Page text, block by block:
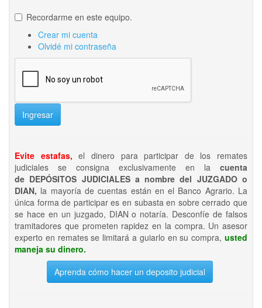
Recordarme en este equipo.
Crear mi cuenta
Olvidé mi contraseña
Ingresar
Evite estafas, el dinero para participar de los remates
judiciales se consigna exclusivamente en la cuenta
de DEPÓSITOS JUDICIALES a nombre del JUZGADO o
DIAN, la mayoría de cuentas están en el Banco Agrario. La
única forma de participar es en subasta en sobre cerrado que
se hace en un juzgado, DIAN o notaría. Desconfíe de falsos
tramitadores que prometen rapidez en la compra. Un asesor
experto en remates se limitará a guiarlo en su compra, usted
maneja su dinero.
Aprenda cómo hacer un deposito judicial